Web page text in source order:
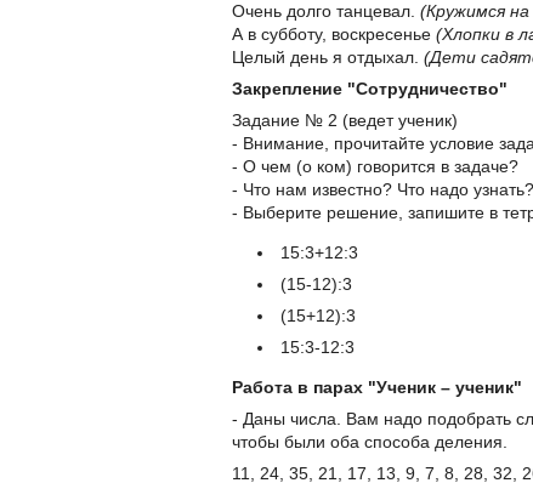
Очень долго танцевал. (Кружимся
А в субботу, воскресенье (Хлопки в
Целый день я отдыхал. (Дети
Закрепление "Сотрудничество"
Задание № 2 (ведет ученик)
- Внимание, прочитайте условие
- О чем (о ком) говорится в задаче?
- Что нам известно? Что надо узнать?
- Выберите решение, запишите в
15:3+12:3
(15-12):3
(15+12):3
15:3-12:3
Работа в парах "Ученик – ученик"
- Даны числа. Вам надо подобрать
чтобы были оба способа деления.
11, 24, 35, 21, 17, 13, 9, 7, 8, 28, 32,